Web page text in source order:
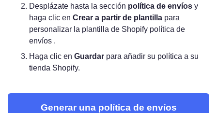
Desplázate hasta la sección política de envíos y
haga clic en Crear a partir de plantilla para
personalizar la plantilla de Shopify política de
envíos .
Haga clic en Guardar para añadir su política a su
tienda Shopify.
Generar una política de envíos